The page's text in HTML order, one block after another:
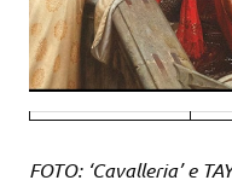
FOTO: ‘Cavalleria’ e